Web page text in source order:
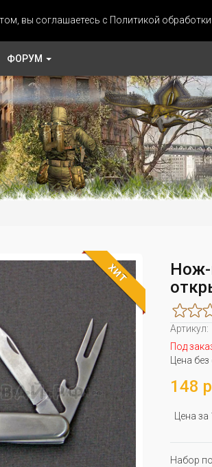
вы соглашаетесь с Политикой
ФОРУМ
ХИТ
Нож-
Артикул:
Под
Цена
148
Цена за
Набор